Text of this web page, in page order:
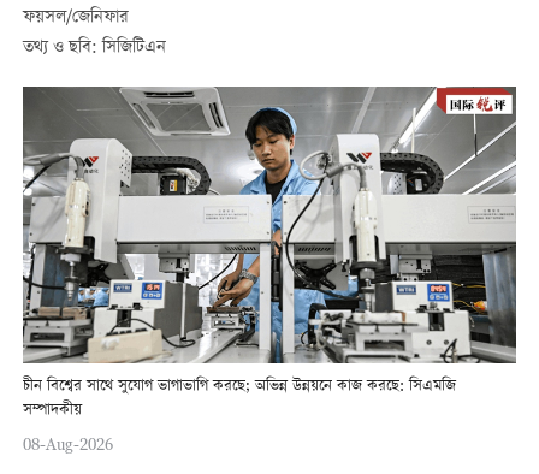
ফয়সল/জেনিফার
তথ্য ও ছবি: সিজিটিএন
চীন বিশ্বের সাথে সুযোগ ভাগাভাগি করছে; অভিন্ন উন্নয়নে কাজ করছে: সিএমজি
সম্পাদকীয়
08-Aug-2026